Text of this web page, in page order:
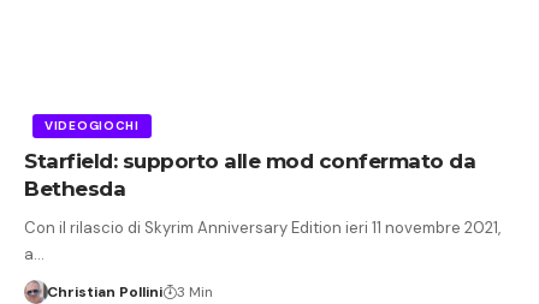
VIDEOGIOCHI
Starfield: supporto alle mod confermato da
Bethesda
Con il rilascio di Skyrim Anniversary Edition ieri 11 novembre 2021,
a…
Christian Pollini 3 Min